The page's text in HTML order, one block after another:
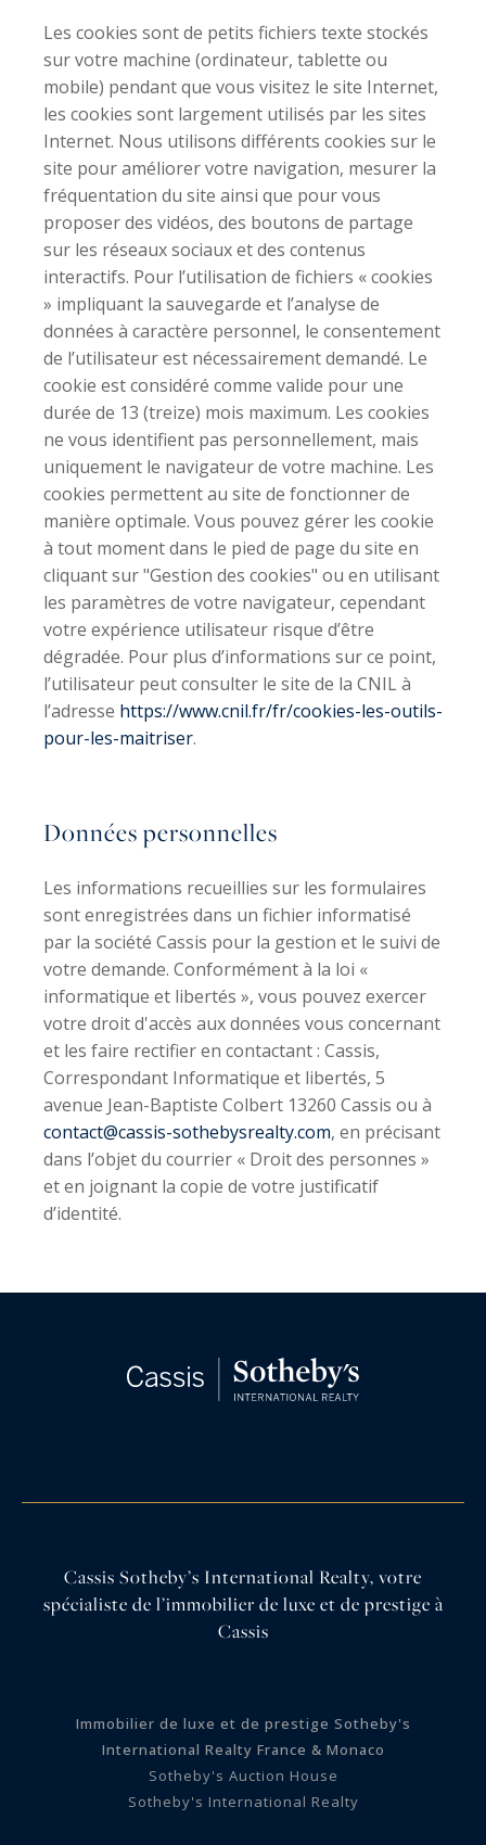
Les cookies sont de petits fichiers texte stockés
sur votre machine (ordinateur, tablette ou
mobile) pendant que vous visitez le site Internet,
les cookies sont largement utilisés par les sites
Internet. Nous utilisons différents cookies sur le
site pour améliorer votre navigation, mesurer la
fréquentation du site ainsi que pour vous
proposer des vidéos, des boutons de partage
sur les réseaux sociaux et des contenus
interactifs. Pour l’utilisation de fichiers « cookies
» impliquant la sauvegarde et l’analyse de
données à caractère personnel, le consentement
de l’utilisateur est nécessairement demandé. Le
cookie est considéré comme valide pour une
durée de 13 (treize) mois maximum. Les cookies
ne vous identifient pas personnellement, mais
uniquement le navigateur de votre machine. Les
cookies permettent au site de fonctionner de
manière optimale. Vous pouvez gérer les cookie
à tout moment dans le pied de page du site en
cliquant sur "Gestion des cookies" ou en utilisant
les paramètres de votre navigateur, cependant
votre expérience utilisateur risque d’être
dégradée. Pour plus d’informations sur ce point,
l’utilisateur peut consulter le site de la CNIL à
l’adresse https://www.cnil.fr/fr/cookies-les-outils-
pour-les-maitriser.
Données personnelles
Les informations recueillies sur les formulaires
sont enregistrées dans un fichier informatisé
par la société Cassis pour la gestion et le suivi de
votre demande. Conformément à la loi «
informatique et libertés », vous pouvez exercer
votre droit d'accès aux données vous concernant
et les faire rectifier en contactant : Cassis,
Correspondant Informatique et libertés, 5
avenue Jean-Baptiste Colbert 13260 Cassis ou à
contact@cassis-sothebysrealty.com, en précisant
dans l’objet du courrier « Droit des personnes »
et en joignant la copie de votre justificatif
d’identité.
Cassis Sotheby’s International Realty, votre
spécialiste de l’immobilier de luxe et de prestige à
Cassis
Immobilier de luxe et de prestige Sotheby's
International Realty France & Monaco
Sotheby's Auction House
Sotheby's International Realty